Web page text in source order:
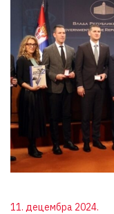
11. децембра 2024.